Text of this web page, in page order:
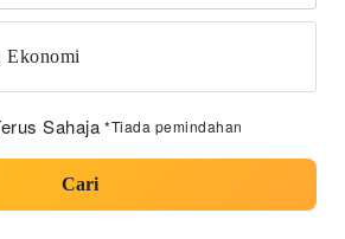
Ekonomi
Sahaja *Tiada pemindahan
Cari